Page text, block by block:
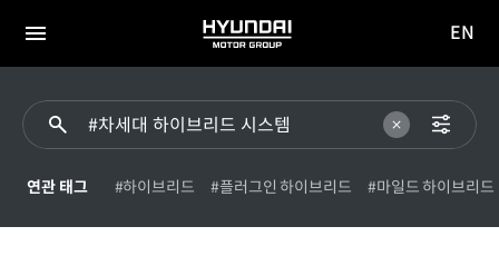
전체
HYUNDAI
MOTOR
이동
EN
연관 태그 #하이브리드 #플러그인 하이브리드 #마일드 하이브리드